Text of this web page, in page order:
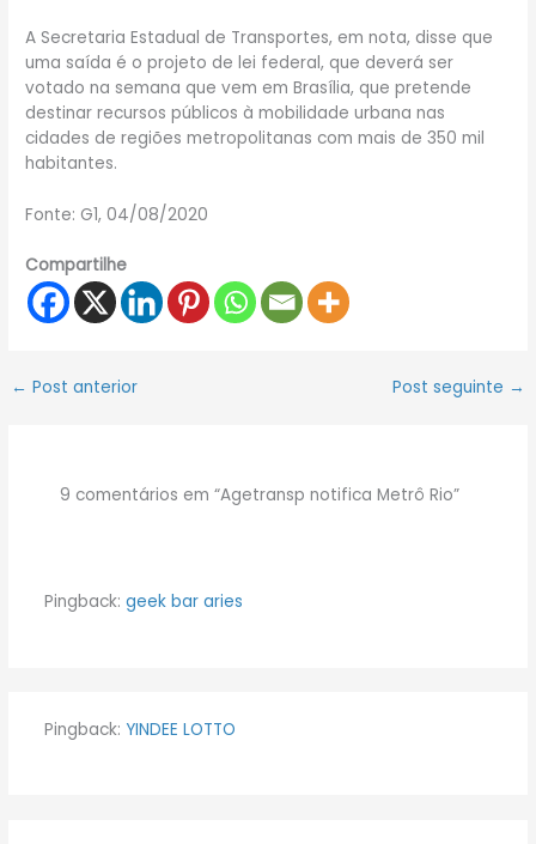
A Secretaria Estadual de Transportes, em nota, disse que
uma saída é o projeto de lei federal, que deverá ser
votado na semana que vem em Brasília, que pretende
destinar recursos públicos à mobilidade urbana nas
cidades de regiões metropolitanas com mais de 350 mil
habitantes.
Fonte: G1, 04/08/2020
Compartilhe
← Post anterior Post seguinte →
9 comentários em “Agetransp notifica Metrô Rio”
Pingback: geek bar aries
Pingback: YINDEE LOTTO